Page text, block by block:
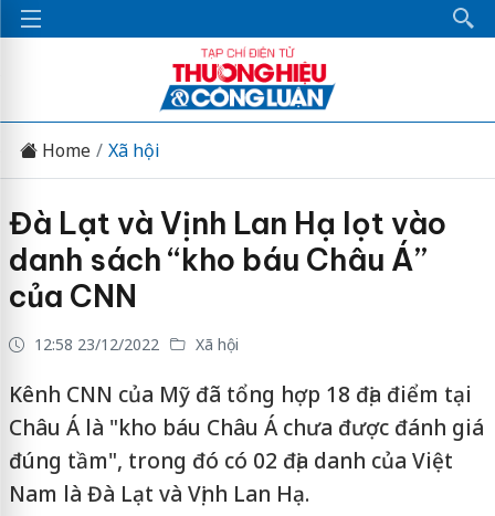
Home Xã hội
Đà Lạt và Vịnh Lan Hạ lọt vào
danh sách “kho báu Châu Á”
của CNN
12:58 23/12/2022 Xã hội
Kênh CNN của Mỹ đã tổng hợp 18 địa điểm tại
Châu Á là "kho báu Châu Á chưa được đánh giá
đúng tầm", trong đó có 02 địa danh của Việt
Nam là Đà Lạt và Vịnh Lan Hạ.